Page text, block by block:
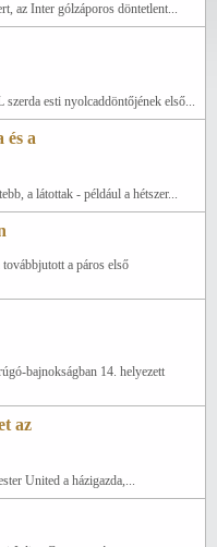
az Inter gólzáporos döntetlent...
esti nyolcaddöntőjének első...
és a
a látottak - például a hétszer...
a páros első
bajnokságban 14. helyezett
az
United a házigazda,...